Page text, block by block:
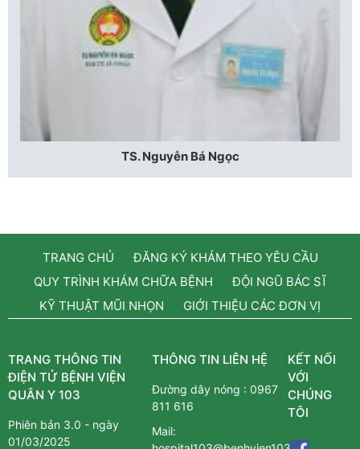
TS. Nguyễn Bá Ngọc
TRANG CHỦ
ĐĂNG KÝ KHÁM THEO YÊU CẦU
QUY TRÌNH KHÁM CHỮA BỆNH
ĐỘI NGŨ BÁC SĨ
KỸ THUẬT MŨI NHỌN
GIỚI THIỆU CÁC ĐƠN VỊ
TRANG THÔNG TIN
ĐIỆN TỬ BỆNH VIỆN
QUÂN Y 103
Phiên bản 3.0 - ngày
01/03/2025
THÔNG TIN LIÊN HỆ
Đường dây nóng :0967
811 616
Mail:
KẾT NỐI
VỚI
CHÚNG
TÔI